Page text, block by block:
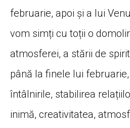
februarie, apoi și a lui
vom simți cu toții o
atmosferei, a stării de
până la finele lui
întâlnirile, stabilirea
inimă, creativitatea,